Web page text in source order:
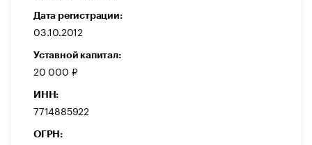
Дата регистрации:
03.10.2012
Уставной капитал:
20 000 ₽
ИНН:
7714885922
ОГРН: